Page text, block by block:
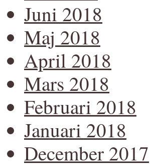
Juni 2018
Maj 2018
April 2018
Mars 2018
Februari 2018
Januari 2018
December 2017